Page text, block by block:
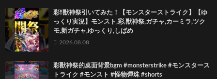
彩‼獣神祭引いてみた！【モンスターストライク】【ゆ
っくり実況】モンスト,彩,獣神祭,ガチャ,カーミラ,ツク
モ,新ガチャ,ゆっくり,しばめ
2026.08.08
彩獸神祭的桌面背景bgm #monsterstrike #モンスタース
トライク #モンスト #怪物彈珠 #shorts